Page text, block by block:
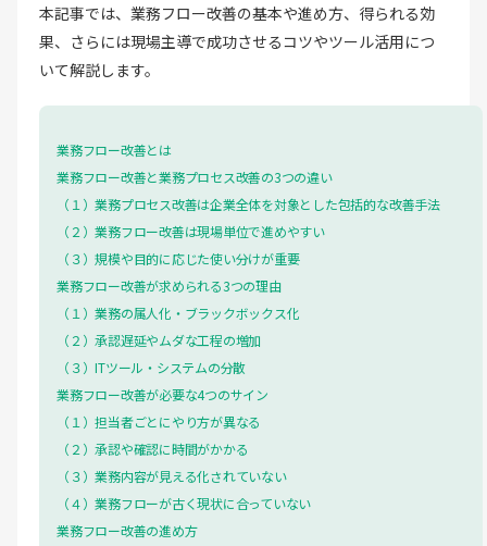
本記事では、業務フロー改善の基本や進め方、得られる効
果、さらには現場主導で成功させるコツやツール活用につ
いて解説します。
業務フロー改善とは
業務フロー改善と業務プロセス改善の3つの違い
（１）業務プロセス改善は企業全体を対象とした包括的な改善手法
（２）業務フロー改善は現場単位で進めやすい
（３）規模や目的に応じた使い分けが重要
業務フロー改善が求められる3つの理由
（１）業務の属人化・ブラックボックス化
（２）承認遅延やムダな工程の増加
（３）ITツール・システムの分散
業務フロー改善が必要な4つのサイン
（１）担当者ごとにやり方が異なる
（２）承認や確認に時間がかかる
（３）業務内容が見える化されていない
（４）業務フローが古く現状に合っていない
業務フロー改善の進め方